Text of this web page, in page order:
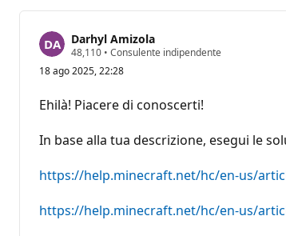
Darhyl Amizola
48,110 P
n
i
d
r
e
u
t
z
i
• Consulente indipendente
18 ago 2025, 22:28
Ehilà! Piacere di conoscerti!
In base alla tua descrizione, esegui le
https://help.minecraft.net/hc/en-us/
https://help.minecraft.net/hc/en-us/